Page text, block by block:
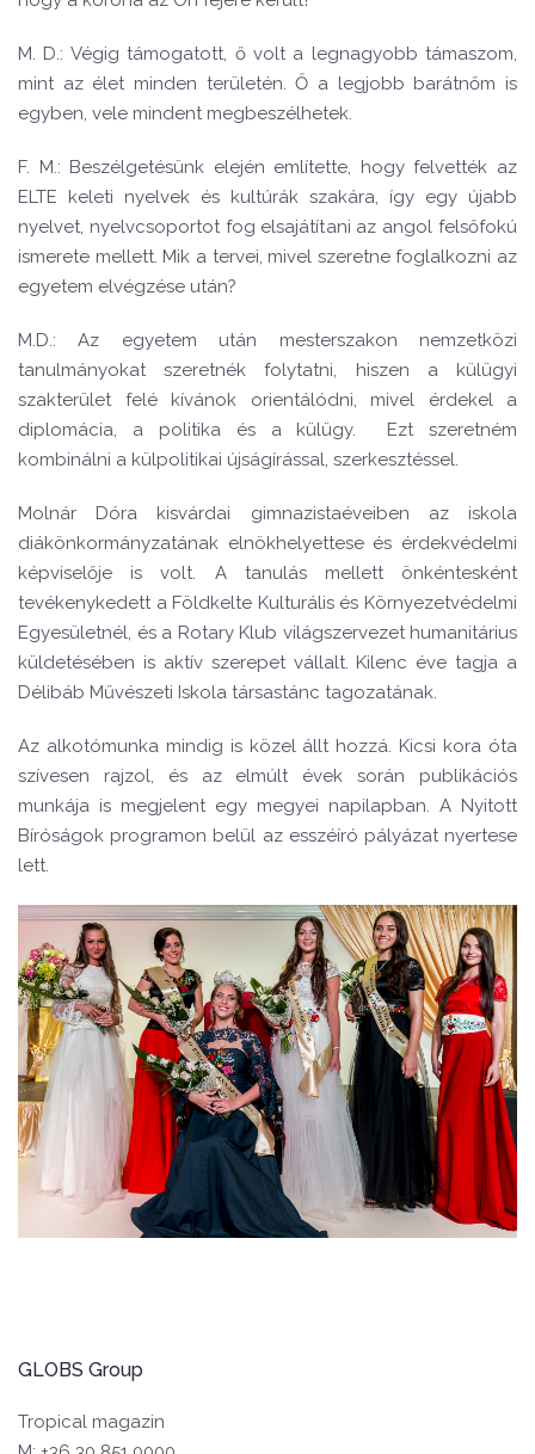
M. D.: Végig támogatott, ő volt a legnagyobb támaszom,
mint az élet minden területén. Ő a legjobb barátnőm is
egyben, vele mindent megbeszélhetek.
F. M.: Beszélgetésünk elején említette, hogy felvették az
ELTE keleti nyelvek és kultúrák szakára, így egy újabb
nyelvet, nyelvcsoportot fog elsajátítani az angol felsőfokú
ismerete mellett. Mik a tervei, mivel szeretne foglalkozni az
egyetem elvégzése után?
M.D.: Az egyetem után mesterszakon nemzetközi
tanulmányokat szeretnék folytatni, hiszen a külügyi
szakterület felé kívánok orientálódni, mivel érdekel a
diplomácia, a politika és a külügy. Ezt szeretném
kombinálni a külpolitikai újságírással, szerkesztéssel.
Molnár Dóra kisvárdai gimnazistaéveiben az iskola
diákönkormányzatának elnökhelyettese és érdekvédelmi
képviselője is volt. A tanulás mellett önkéntesként
tevékenykedett a Földkelte Kulturális és Környezetvédelmi
Egyesületnél, és a Rotary Klub világszervezet humanitárius
küldetésében is aktív szerepet vállalt. Kilenc éve tagja a
Délibáb Művészeti Iskola társastánc tagozatának.
Az alkotómunka mindig is közel állt hozzá. Kicsi kora óta
szívesen rajzol, és az elmúlt évek során publikációs
munkája is megjelent egy megyei napilapban. A Nyitott
Bíróságok programon belül az esszéíró pályázat nyertese
lett.
GLOBS Group
Tropical magazin